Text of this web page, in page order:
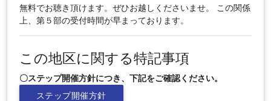
無料でお聴き頂けます。ぜひお越しくださいませ。 この関係
上、第５部の受付時間が早まっております。
この地区に関する特記事項
〇ステップ開催方針につき、下記をご確認ください。
ステップ開催方針